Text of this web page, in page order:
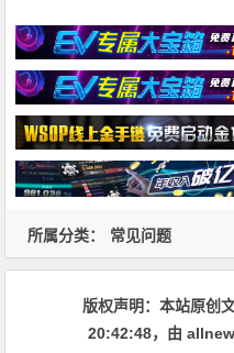
所属分类： 常见问题
版权声明：本站原创
20:42:48，由